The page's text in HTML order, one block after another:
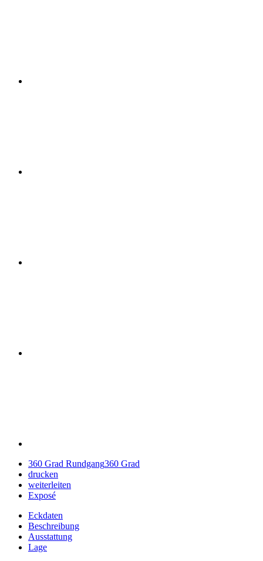
360 Grad Rundgang360 Grad
drucken
weiterleiten
Exposé
Eckdaten
Beschreibung
Ausstattung
Lage